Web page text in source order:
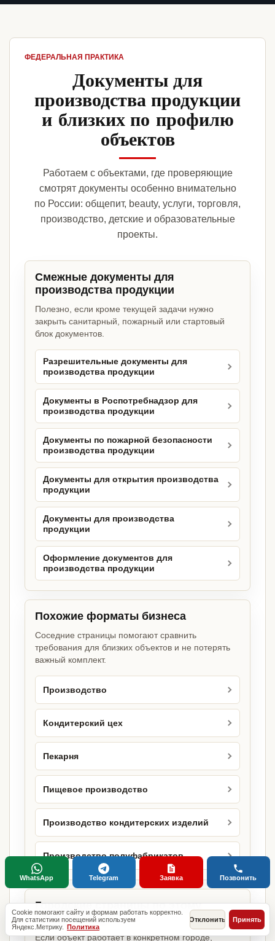
ФЕДЕРАЛЬНАЯ ПРАКТИКА
Документы для
производства продукции
и близких по профилю
объектов
Работаем с объектами, где проверяющие
смотрят документы особенно внимательно
по России: общепит, beauty, услуги, торговля,
производство, детские и образовательные
проекты.
Смежные документы для
производства продукции
Полезно, если кроме текущей задачи нужно
закрыть санитарный, пожарный или стартовый
блок документов.
Разрешительные документы для
производства продукции
Документы в Роспотребнадзор для
производства продукции
Документы по пожарной безопасности
производства продукции
Документы для открытия производства
продукции
Документы для производства
продукции
Оформление документов для
производства продукции
Похожие форматы бизнеса
Соседние страницы помогают сравнить
требования для близких объектов и не потерять
важный комплект.
Производство
Кондитерский цех
Пекарня
Пищевое производство
Производство кондитерских изделий
Производство полуфабрикатов
Городские страницы по этому
направлению
Если объект работает в конкретном городе,
Cookie помогают сайту и формам работать корректно.
Для статистики посещений используем
Яндекс.Метрику. Политика
Отклонить Принять
WhatsApp Telegram Заявка Позвонить